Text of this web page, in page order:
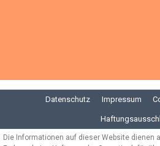
Datenschutz Impressum